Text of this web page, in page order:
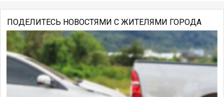
ПОДЕЛИТЕСЬ НОВОСТЯМИ С ЖИТЕЛЯМИ ГОРОДА